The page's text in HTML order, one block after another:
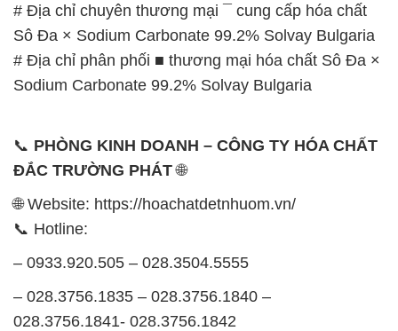
# Địa chỉ chuyên thương mại ¯ cung cấp hóa chất
Sô Đa × Sodium Carbonate 99.2% Solvay Bulgaria
# Địa chỉ phân phối ■ thương mại hóa chất Sô Đa ×
Sodium Carbonate 99.2% Solvay Bulgaria
📞 PHÒNG KINH DOANH – CÔNG TY HÓA CHẤT
ĐẮC TRƯỜNG PHÁT🌐
🌐 Website: https://hoachatdetnhuom.vn/
📞 Hotline:
– 0933.920.505 – 028.3504.5555
– 028.3756.1835 – 028.3756.1840 –
028.3756.1841- 028.3756.1842